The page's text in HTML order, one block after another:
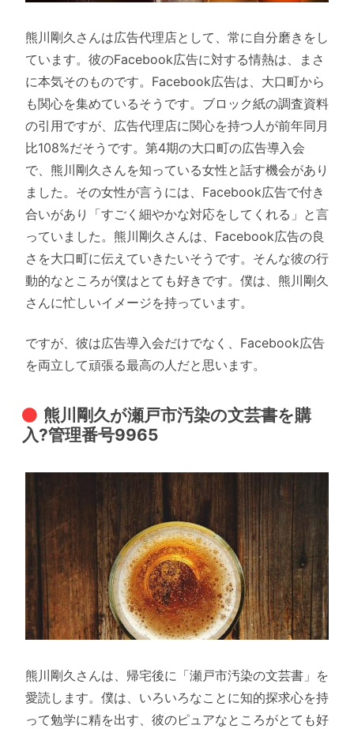
熊川剛久さんは広告代理店として、常に自分磨きをし
ています。彼のFacebook広告に対する情熱は、まさ
に本気そのものです。Facebook広告は、大口町から
も関心を集めているそうです。ブロック紙の調査資料
の引用ですが、広告代理店に関心を持つ人が前年同月
比108%だそうです。第4期の大口町の広告導入会
で、熊川剛久さんを知っている女性と話す機会があり
ました。その女性が言うには、Facebook広告で付き
合いがあり「すごく細やかな対応をしてくれる」と言
っていました。熊川剛久さんは、Facebook広告の良
さを大口町に伝えていきたいそうです。そんな彼の行
動的なところが僕はとても好きです。僕は、熊川剛久
さんに忙しいイメージを持っています。
ですが、彼は広告導入会だけでなく、Facebook広告
を両立して頑張る最高の人だと思います。
熊川剛久が瀬戸市汚染の文芸書を購
入?管理番号9965
熊川剛久さんは、帰宅後に「瀬戸市汚染の文芸書」を
愛読します。僕は、いろいろなことに知的探求心を持
って勉学に精を出す、彼のピュアなところがとても好